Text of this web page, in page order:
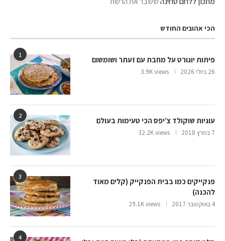
הכי אהובים החודש
1
פיתות יוגורט על מחבת עם זעתר ושומשום
26 ביולי 2026 3.9K views
2
עוגיות שוקולד צ’יפס הכי טעימות בעולם
7 במרץ 2018 32.2K views
3
פנקייקים כמו בבית הפנקייק (קלים מאוד
להכנה)
4 באוקטובר 2017 29.1K views
4